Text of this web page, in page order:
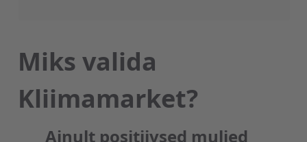
Miks valida
Kliimamarket?
Ainult positiivsed muljed